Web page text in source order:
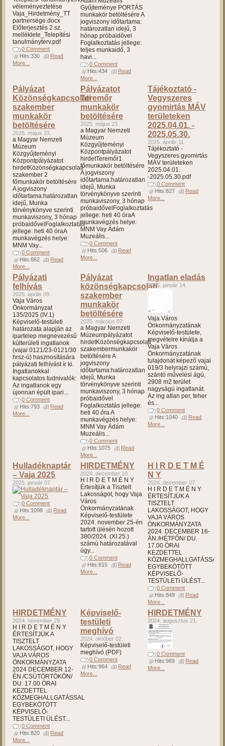
véleményeztetése
Vaja_Hirdetmény_TT
partnersége.docx
Előterjesztés 2.sz.
melléklete_Telepítési
tanulmányterv.pdf
0 Comment
Hits:330
Read
More...
Gyűjteménye PORTÁS
munkakör betöltésére A
jogviszony időtartama:
határozatlan idejű, 3
hónap próbaidővel
Foglalkoztatás jellege:
teljes munkaidő, 3
havi...
0 Comment
Hits:434
Read
More...
Pályázat
Közönségkapcsolati
szakember
munkakör
betöltésére
2025. május 23.
a Magyar Nemzeti
Múzeum
Közgyűjteményi
Központpályázatot
hirdetKözönségkapcsolati
szakember 2
főmunkakör betöltésére
A jogviszony
időtartama:határozatlan
idejű, Munka
törvénykönyve szerinti
munkaviszony, 3 hónap
próbaidővelFoglalkoztatás
jellege: heti 40 óraA
munkavégzés helye:
MNM Vay...
0 Comment
Hits:662
Read
More...
Pályázatot
Teremőr
munkakör
betöltésére
2025. május 23.
a Magyar Nemzeti
Múzeum
Közgyűjteményi
Központpályázatot
hirdetTeremőr1
főmunkakör betöltésére
A jogviszony
időtartama:határozatlan
idejű, Munka
törvénykönyve szerinti
munkaviszony, 3 hónap
próbaidővelFoglalkoztatás
jellege: heti 40 óraA
munkavégzés helye:
MNM Vay Ádám
Muzeális...
0 Comment
Hits:506
Read
More...
Tájékoztató -
Vegyszeres
gyomirtás MÁV
területeken
2025.04.01. -
2025.05.30.
2025. április 11.
Tájékoztató -
Vegyszeres gyomirtás
MÁV területeken
2025.04.01.
-2025.05.30.pdf
0 Comment
Hits:827
Read
More...
Pályázati
felhívás
2025. április 09.
Vaja Város
Önkormányzat
135/2025 (IV.1)
Képviselő-testületi
határozata alapján az
ipartelep megnevezésű
külterületi ingatlanok
(vajai 0121/23-0121/30
hrsz-ú) hasznosítására
pályázati felhívást ír ki.
Ingatlanokkal
kapcsolatos tudnivalók:
Az ingatlanok egy
újonnan épült ipari...
0 Comment
Hits:793
Read
More...
Pályázat
közönségkapcsolati
szakember
munkakör
betöltésére
2025. március 07.
a Magyar Nemzeti
Múzeumpályázatot
hirdetKözönségkapcsolati
szakembermunkakör
betöltésére A
jogviszony
időtartama:határozatlan
idejű, Munka
törvénykönyve szerinti
munkaviszony, 3 hónap
próbaidővel
Foglalkoztatás jellege:
heti 40 óra A
munkavégzés helye:
MNM Vay Ádám
Muzeális...
0 Comment
Hits:1075
Read
More...
Ingatlan eladás
2025. január 14.
Vaja Város
Önkormányzatának
Képviselő-testülete,
megvételre kínálja a
Vaja Város
Önkormányzatának
tulajdonát képező vajai
019/3 helyrajzi számú,
szántó művelési ágú,
2908 m2 terület
nagyságú ingatlanát.
Az ing atlan per, teher
és...
0 Comment
Hits:1040
Read
More...
Hulladéknaptár
– Vaja 2025
2025. január 07.
0 Comment
Hits:1098
Read
More...
HIRDETMÉNY
2024. december 10.
H I R D E T M É N Y
Értesítjük a Tisztelt
Lakosságot, hogy Vaja
Város
Önkormányzatának
Képviselő-testülete
2024. november 25-én
tartott ülésén hozott
380/2024. (XI.25.)
számú határozatával
úgy...
0 Comment
Hits:815
Read
More...
H I R D E T M É
N Y
2024. december 07.
H I R D E T M É N Y
ÉRTESÍTJÜK A
TISZTELT
LAKOSSÁGOT, HOGY
VAJA VÁROS
ÖNKORMÁNYZATA
2024. DECEMBER 16-
ÁN /HÉTFŐN/ DU.
17.00 ÓRAI
KEZDETTEL
KÖZMEGHALLGATÁSSAL
EGYBEKÖTÖTT
KÉPVISELŐ-
TESTÜLETI ÜLÉST...
0 Comment
Hits:849
Read
More...
HIRDETMÉNY
2024. november 29.
H I R D E T M É N Y
ÉRTESÍTJÜK A
TISZTELT
LAKOSSÁGOT, HOGY
VAJA VÁROS
ÖNKORMÁNYZATA
2024 DECEMBER 12-
ÉN /CSÜTÖRTÖKÖN/
DU. 17.00 ÓRAI
KEZDETTEL
KÖZMEGHALLGATÁSSAL
EGYBEKÖTÖTT
KÉPVISELŐ-
TESTÜLETI ÜLÉST...
0 Comment
Hits:820
Read
More...
Képviselő-
testületi
meghívó
2024. október 02.
Képviselő-testületi
meghívó (PDF)
0 Comment
Hits:964
Read
More...
HIRDETMÉNY
2024. augusztus 21.
0 Comment
Hits:989
Read
More...